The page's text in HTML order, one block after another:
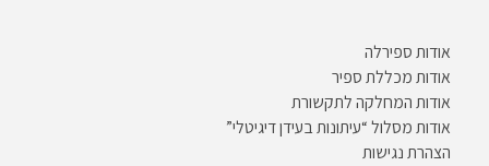
אודות ספירלה
אודות מכללת ספיר
אודות המחלקה לתקשורת
אודות מסלול “עיתונות בעידן דיגיטלי”
הצהרת נגישות